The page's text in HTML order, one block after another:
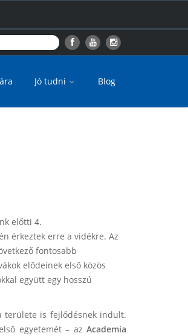
Jó tudni Blog
előtti 4.
érkeztek erre a vidékre. Az
fontosabb
elődeinek első közös
együtt egy hosszú
területe is fejlődésnek indult.
egyetemét – az Academia